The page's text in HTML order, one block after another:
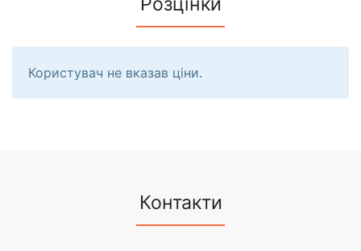
Користувач не вказав ціни.
Контакти